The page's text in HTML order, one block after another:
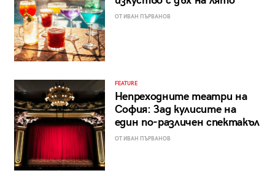
ОТ ИВАН ПЪРВАНОВ
FEATURE
Непреходните театри на
София: Зад кулисите на
един по-различен спектакъл
ОТ ИВАН ПЪРВАНОВ